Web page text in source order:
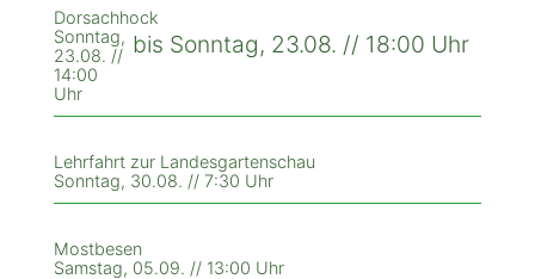
Dorsachhock
Sonntag,
23.08. //
14:00
Uhr
bis Sonntag, 23.08. // 18:00 Uhr
Lehrfahrt zur Landesgartenschau
Sonntag, 30.08. // 7:30 Uhr
Mostbesen
Samstag, 05.09. // 13:00 Uhr